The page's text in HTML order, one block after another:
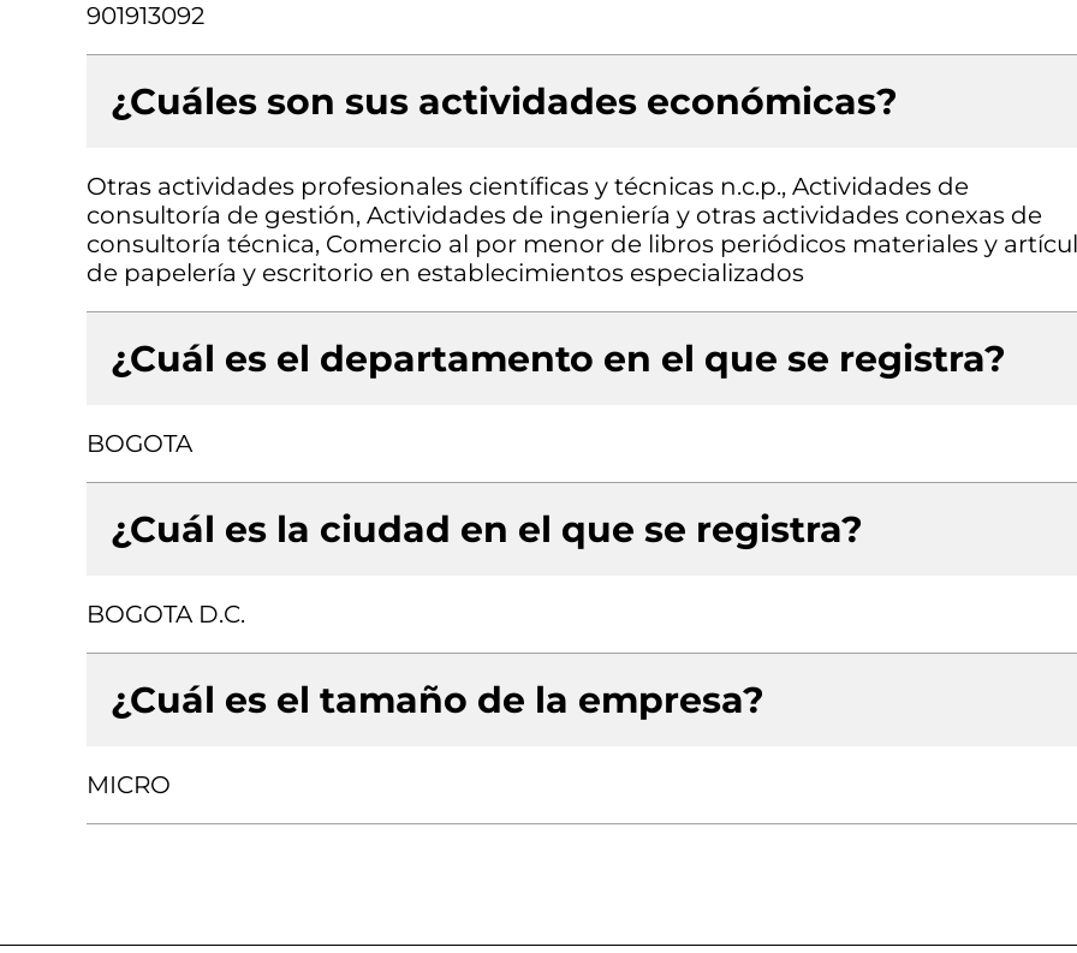
901913092
¿Cuáles son sus actividades económicas?
Otras actividades profesionales científicas y técnicas n.c.p., Actividades de
consultoría de gestión, Actividades de ingeniería y otras actividades conexas de
consultoría técnica, Comercio al por menor de libros periódicos materiales y
de papelería y escritorio en establecimientos especializados
¿Cuál es el departamento en el que se registra?
BOGOTA
¿Cuál es la ciudad en el que se registra?
BOGOTA D.C.
¿Cuál es el tamaño de la empresa?
MICRO